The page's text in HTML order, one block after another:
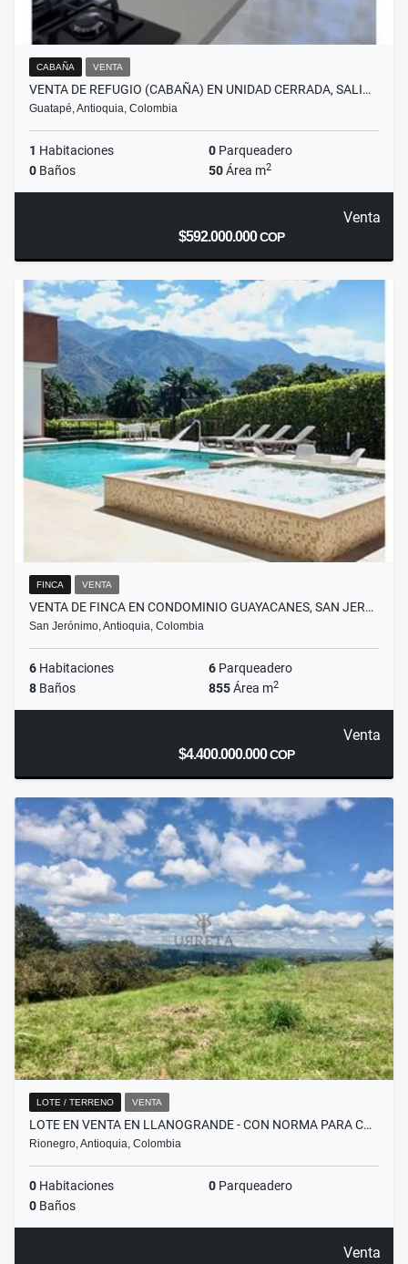
CABAÑA VENTA
VENTA DE REFUGIO (CABAÑA) EN UNIDAD CERRADA, SALI…
Guatapé, Antioquia, Colombia
1 Habitaciones 0 Parqueadero
0 Baños 50Área m2
Venta
$592.000.000COP
FINCA VENTA
VENTA DE FINCA EN CONDOMINIO GUAYACANES, SAN JER…
San Jerónimo, Antioquia, Colombia
6 Habitaciones 6 Parqueadero
8 Baños 855Área m2
Venta
$4.400.000.000COP
LOTE / TERRENO VENTA
LOTE EN VENTA EN LLANOGRANDE - CON NORMA PARA C…
Rionegro, Antioquia, Colombia
0 Habitaciones 0 Parqueadero
0 Baños
Venta